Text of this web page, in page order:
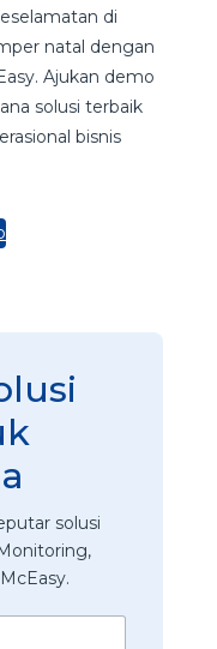
di
natal dengan
Ajukan demo
solusi terbaik
bisnis
solusi